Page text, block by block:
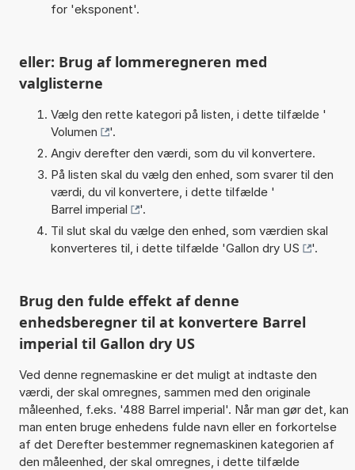
for 'eksponent'.
eller: Brug af lommeregneren med
valglisterne
Vælg den rette kategori på listen, i dette tilfælde '
Volumen
'.
Angiv derefter den værdi, som du vil konvertere.
På listen skal du vælg den enhed, som svarer til den
værdi, du vil konvertere, i dette tilfælde '
Barrel imperial
'.
Til slut skal du vælge den enhed, som værdien skal
konverteres til, i dette tilfælde 'Gallon dry US '.
Brug den fulde effekt af denne
enhedsberegner til at konvertere Barrel
imperial til Gallon dry US
Ved denne regnemaskine er det muligt at indtaste den
værdi, der skal omregnes, sammen med den originale
måleenhed, f.eks. '488 Barrel imperial'. Når man gør det, kan
man enten bruge enhedens fulde navn eller en forkortelse
af det Derefter bestemmer regnemaskinen kategorien af
den måleenhed, der skal omregnes, i dette tilfælde